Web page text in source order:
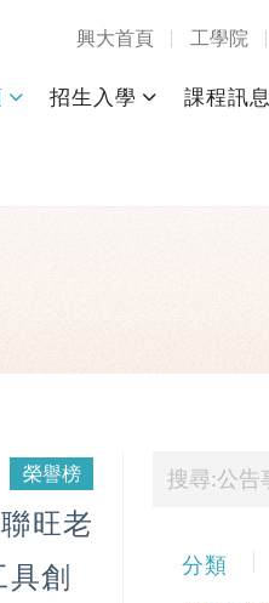
興大首頁 工學院
招生入學 課程訊息
榮譽榜
旺老
創
分類